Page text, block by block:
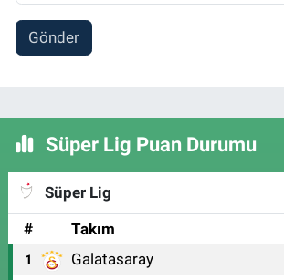
Gönder
Süper Lig Puan Durumu
Süper Lig
#
Takım
1 Galatasaray